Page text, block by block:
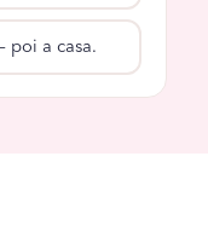
poi a casa.